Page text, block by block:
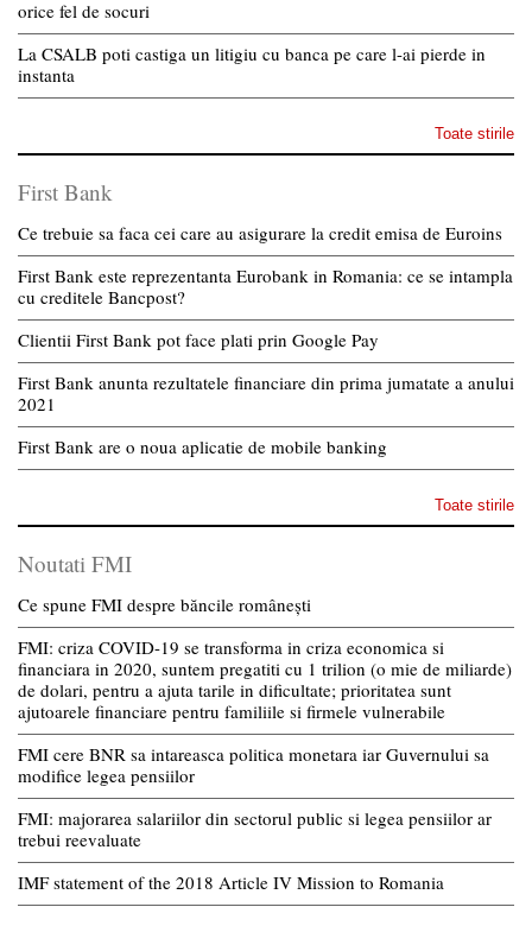
orice fel de socuri
La CSALB poti castiga un litigiu cu banca pe care l-ai pierde in
instanta
Toate stirile
First Bank
Ce trebuie sa faca cei care au asigurare la credit emisa de Euroins
First Bank este reprezentanta Eurobank in Romania: ce se intampla
cu creditele Bancpost?
Clientii First Bank pot face plati prin Google Pay
First Bank anunta rezultatele financiare din prima jumatate a anului
2021
First Bank are o noua aplicatie de mobile banking
Toate stirile
Noutati FMI
Ce spune FMI despre băncile românești
FMI: criza COVID-19 se transforma in criza economica si
financiara in 2020, suntem pregatiti cu 1 trilion (o mie de miliarde)
de dolari, pentru a ajuta tarile in dificultate; prioritatea sunt
ajutoarele financiare pentru familiile si firmele vulnerabile
FMI cere BNR sa intareasca politica monetara iar Guvernului sa
modifice legea pensiilor
FMI: majorarea salariilor din sectorul public si legea pensiilor ar
trebui reevaluate
IMF statement of the 2018 Article IV Mission to Romania